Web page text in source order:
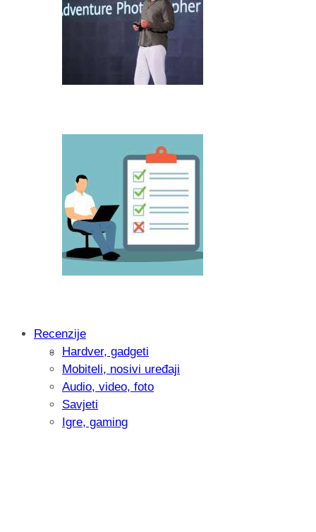
Microsoft predstavio Project
Intervju: Goran Jović, fotograf -
Recenzije
Hardver, gadgeti
Mobiteli, nosivi uređaji
Audio, video, foto
Savjeti
Igre, gaming